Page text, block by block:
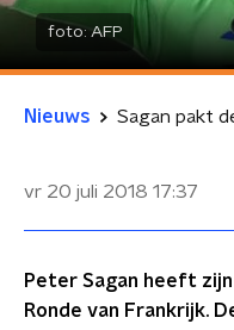
foto:AFP
Nieuws Sagan pakt
vr 20 juli 2018 17:37
Peter Sagan heeft
Ronde van Frankrijk.